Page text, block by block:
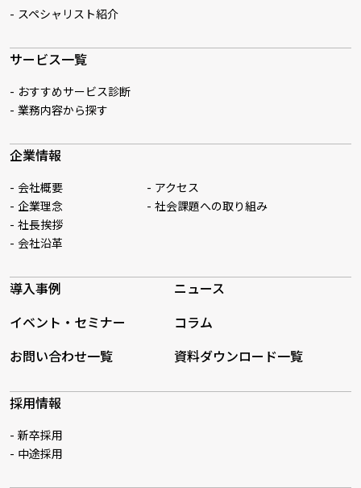
スペシャリスト紹介
サービス一覧
おすすめサービス診断
業務内容から探す
企業情報
会社概要
企業理念
社長挨拶
会社沿革
アクセス
社会課題への取り組み
導入事例
ニュース
イベント・セミナー
コラム
お問い合わせ一覧
資料ダウンロード一覧
採用情報
新卒採用
中途採用